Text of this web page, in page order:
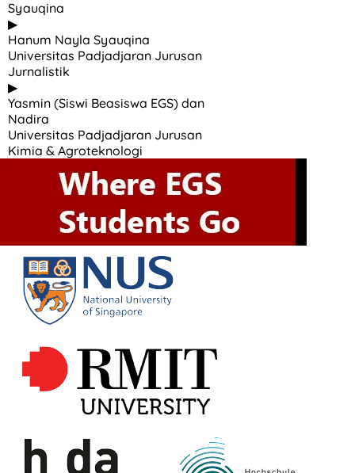
Syauqina
▶
Hanum Nayla Syauqina
Universitas Padjadjaran Jurusan
Jurnalistik
▶
Yasmin (Siswi Beasiswa EGS) dan
Nadira
Universitas Padjadjaran Jurusan
Kimia & Agroteknologi